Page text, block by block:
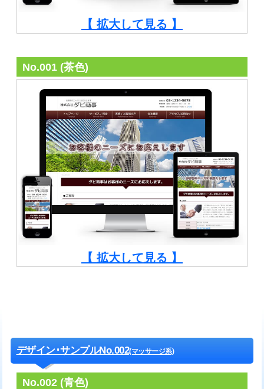
【 拡大して見る 】
No.001 (茶色)
【 拡大して見る 】
デザイン･サンプルNo.002(マッサージ系)
No.002 (青色)